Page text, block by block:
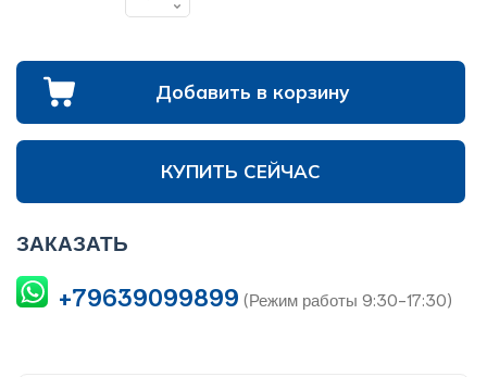
Добавить в корзину
КУПИТЬ СЕЙЧАС
ЗАКАЗАТЬ
+79639099899 (Режим работы 9:30-17:30)